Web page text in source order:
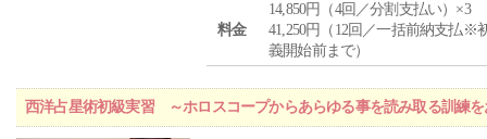
料金
14,850円（4回／分割支払い）×3
41,250円（12回／一括前納支払※
義開始前まで）
西洋占星術初級実習 ～ホロスコープからあらゆる事を読み取る訓練を